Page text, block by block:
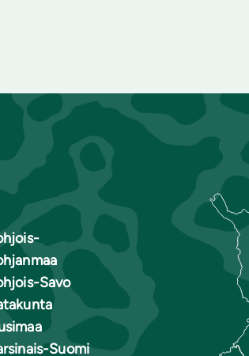
Savo
Suomi